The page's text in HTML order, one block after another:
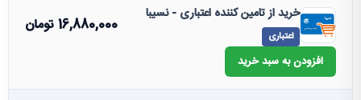
خرید از تامین کننده اعتباری - نسیبا
اعتباری
16,880,000تومان
افزودن به سبد خرید